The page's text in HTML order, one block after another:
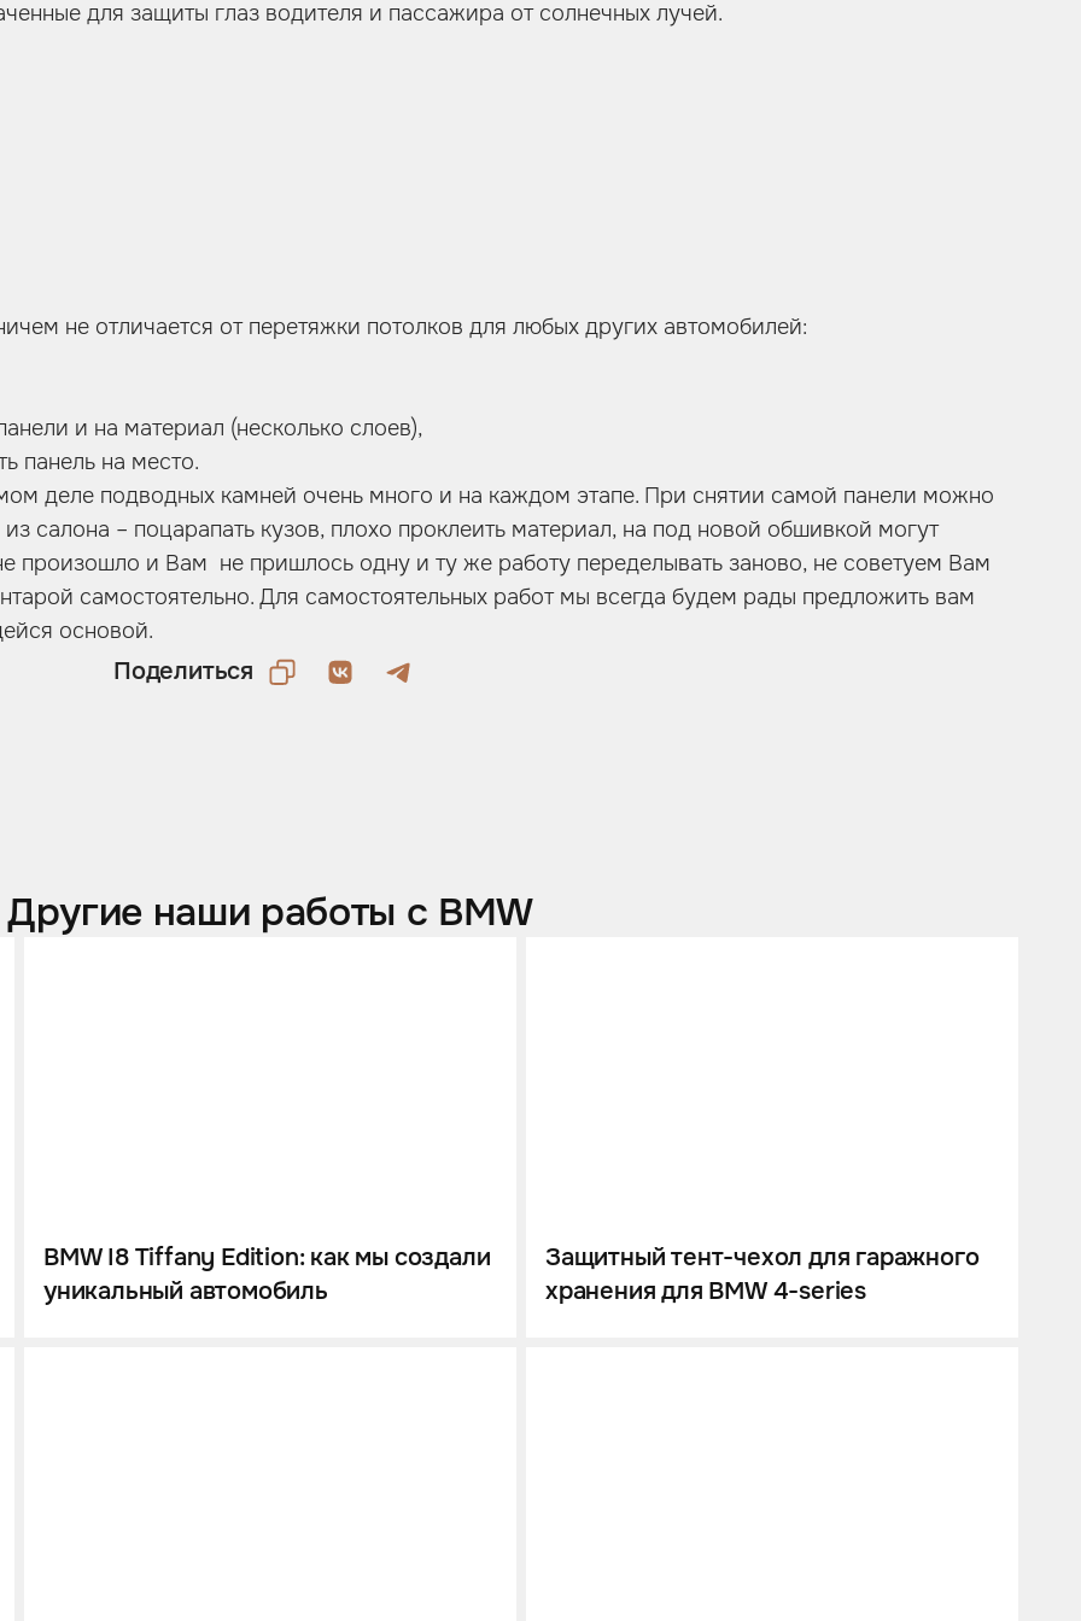
для защиты глаз водителя и пассажира от солнечных лучей.
не отличается от перетяжки потолков для любых других автомобилей:
и на материал (несколько слоев),
панель на место.
деле подводных камней очень много и на каждом этапе. При снятии самой панели можно
салона – поцарапать кузов, плохо проклеить материал, на под новой обшивкой могут
произошло и Вам не пришлось одну и ту же работу переделывать заново, не советуем Вам
самостоятельно. Для самостоятельных работ мы всегда будем рады предложить вам
основой.
Поделиться
Другие наши работы с BMW
BMW I8 Tiffany Edition: как мы создали
уникальный автомобиль
Защитный тент-чехол для гаражного
хранения для BMW 4-series